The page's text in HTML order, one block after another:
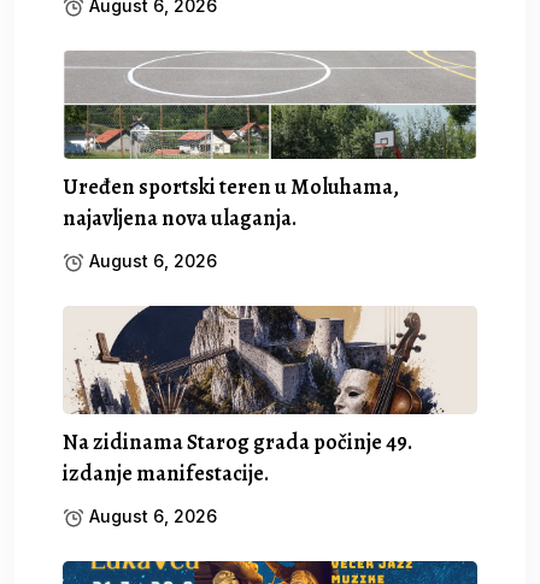
August 6, 2026
Uređen sportski teren u Moluhama,
najavljena nova ulaganja.
August 6, 2026
Na zidinama Starog grada počinje 49.
izdanje manifestacije.
August 6, 2026